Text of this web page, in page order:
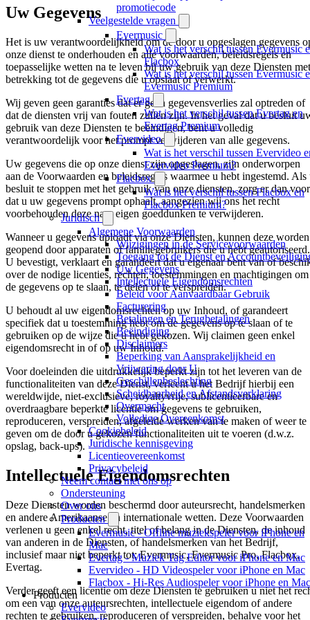
promotiecode
Veelgestelde vragen
Evermusic
Wat is het verschil tussen Evermusic
Flacbox
Wat is het verschil tussen Evermusic
Evermusic Premium
Evertag
Wat is het verschil tussen Evertag en
Evertag Premium
Evervideo
Wat is het verschil tussen Evervideo
Evervideo Premium?
Flacbox
Wat is het verschil tussen Flacbox en
Flacbox Premium?
Juridisch
Algemene Voorwaarden
Wijzigingen in de Servicevoorwaarden
Toegang tot de Dienst en
Uw Gegevens
Intellectuele Eigendomsrechten
Beleid voor Aanvaardbaar Gebruik
Facturering
Betalingen en Terugbetalingen
Beëindiging
Disclaimers
Beperking van Aansprakelijkheid en
Vrijwaring door U
Geschillenbeslechting
Scheidbaarheid en Afstandsverklaring
Overmacht
Volledige Overeenkomst
Cookiebeleid
Juridische kennisgeving
Licentieovereenkomst
Privacybeleid
Neem contact met ons op
Ondersteuning
Over ons
Producten
Evermusic - Offline muziekspeler voor iPhone en
Mac
Evertag - Muziek Tag Editor voor iPhone en Mac
Evervideo - HD Videospeler voor iPhone en Mac
Flacbox - Hi-Res Audiospeler voor iPhone en Mac
Producten
Evervideo
Uw Gegevens
Het is uw verantwoordelijkheid om de door u opgeslagen gegevens
onze dienst te onderhouden en alle voorwaarden, beleidsregels en
toepasselijke wetten na te leven bij uw gebruik van deze Diensten met
betrekking tot de gegevens die u opslaat of verwerkt.
Wij geven geen garanties dat er geen gegevensverlies zal optreden of
dat de diensten vrij van fouten zullen zijn. In het geval dat u besluit
gebruik van deze Diensten te beëindigen, bent u volledig
verantwoordelijk voor het prompt verwijderen van alle gegevens.
Uw gegevens die op onze dienst zijn opgeslagen, zijn onderworpen
aan de Voorwaarden en beleidsregels waarmee u hebt ingestemd. Als
besluit te stoppen met het gebruik van onze diensten, zorg er dan voor
dat u uw gegevens prompt ophaalt, aangezien wij ons het recht
voorbehouden deze naar eigen goeddunken te verwijderen.
Wanneer u gegevens uploadt via onze Diensten, kunnen deze worden
geopend door apparaten of familiegebruikers die u hebt geautoriseerd.
U bevestigt, verklaart en garandeert dat u eigenaar bent van of
over de nodige licenties, rechten, toestemmingen en machtigingen om
de gegevens op te slaan, te delen of te verspreiden.
U behoudt al uw eigendomsrechten op uw Inhoud, of garandeert
specifiek dat u toestemming hebt om de gegevens op te slaan of te
gebruiken op de wijze die u hebt gekozen. Wij claimen geen enkel
eigendomsrecht in of op uw Inhoud.
Voor doeleinden die uitdrukkelijk beperkt zijn tot het leveren van de
functionaliteiten van deze Dienst, verleent u het Bedrijf hierbij een
wereldwijde, niet-exclusieve, royaltyvrije, sublicentieerbare en
overdraagbare beperkte licentie om gegevens te gebruiken,
reproduceren, verspreiden, afgeleide werken van te maken of weer te
geven om de door u gekozen functionaliteiten uit te voeren (d.w.z.
opslag, back-ups).
Intellectuele Eigendomsrechten
Deze Diensten worden beschermd door auteursrecht, handelsmerken
en andere Amerikaanse en internationale wetten. Deze Voorwaarden
verlenen u geen enkel recht, titel of belang in de Diensten, de inhoud
van anderen in de Diensten, of handelsmerken van het Bedrijf,
inclusief maar niet beperkt tot: Evermusic, Evermusic Pro, Flacbox,
Evertag.
Verder geeft een licentie om deze Diensten te gebruiken u niet het
om een van onze auteursrechten, intellectuele eigendom of andere
rechten te gebruiken, reproduceren of verspreiden, behalve voor het